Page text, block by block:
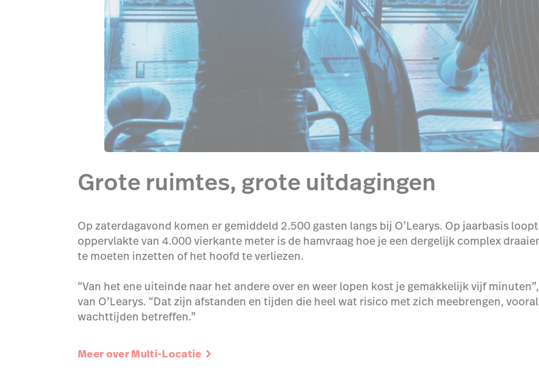
Grote ruimtes, grote uitdagingen
Op zaterdagavond komen er gemiddeld 2.500 gasten langs bij O’Learys. Op jaarbasis
oppervlakte van 4.000 vierkante meter is de hamvraag hoe je een dergelijk complex
te moeten inzetten of het hoofd te verliezen.
“Van het ene uiteinde naar het andere over en weer lopen kost je gemakkelijk vijf
van O’Learys. “Dat zijn afstanden en tijden die heel wat risico met zich meebrengen,
wachttijden betreffen.”
Meer over Multi-Locatie